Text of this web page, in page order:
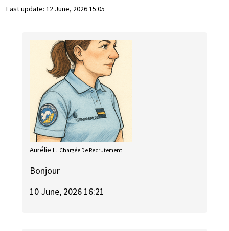
Last update: 12 June, 2026 15:05
Aurélie L. Chargée De Recrutement
Bonjour
10 June, 2026 16:21